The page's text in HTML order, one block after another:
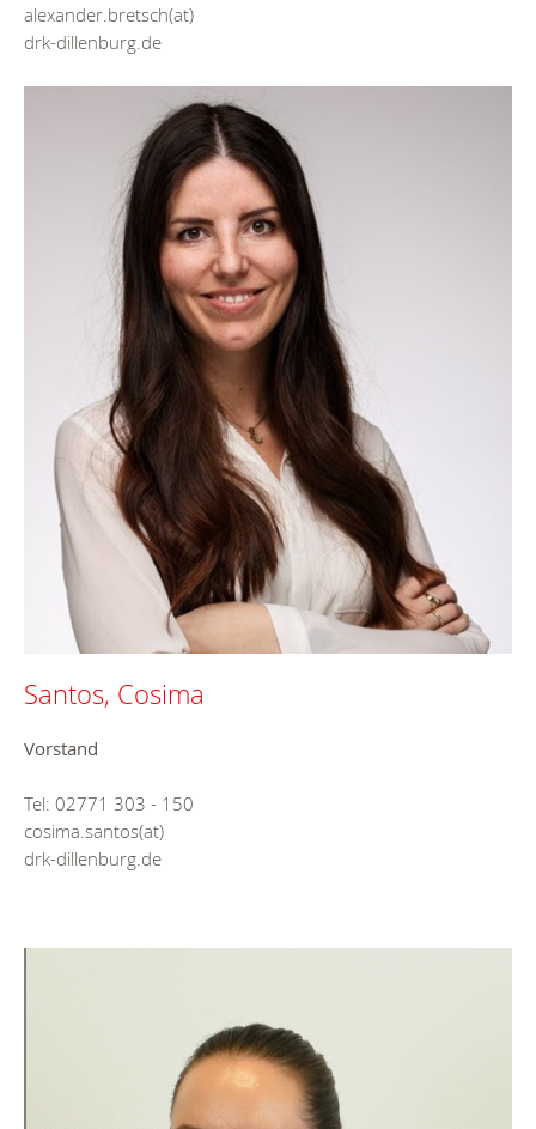
alexander.bretsch(at)
drk-dillenburg.de
Santos, Cosima
Vorstand
Tel: 02771 303 - 150
cosima.santos(at)
drk-dillenburg.de